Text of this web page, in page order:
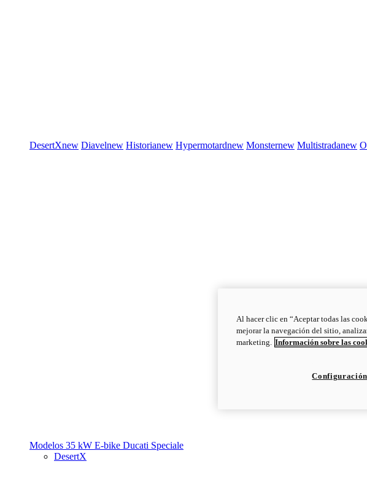
DesertXnew Diavelnew Historianew Hypermotardnew Monsternew Multistradanew
Modelos 35 kW E-bike Ducati Speciale
DesertX
Al hacer clic en “Aceptar todas las
mejorar la navegación del sitio,
marketing. Información sobre las